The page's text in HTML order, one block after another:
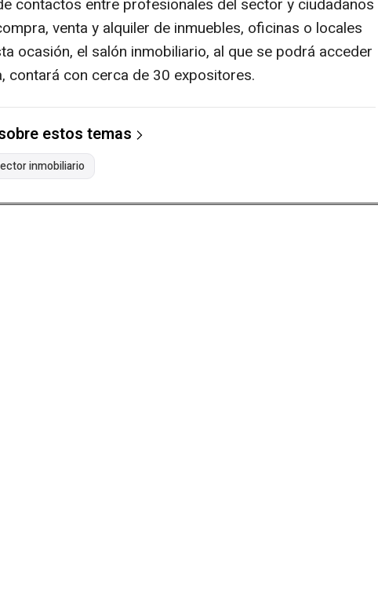
contactos entre profesionales del sector y ciudadanos
venta y alquiler de inmuebles, oficinas o locales
ocasión, el salón inmobiliario, al que se podrá acceder
contará con cerca de 30 expositores.
estos temas
inmobiliario